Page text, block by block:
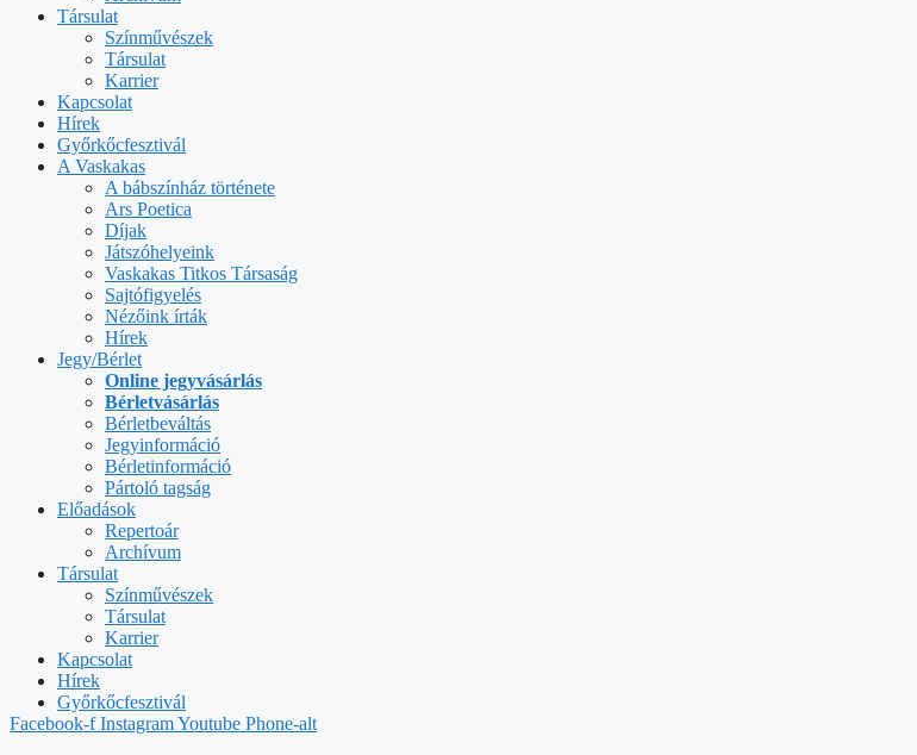
Társulat
Színművészek
Társulat
Karrier
Kapcsolat
Hírek
Győrkőcfesztivál
A Vaskakas
A bábszínház története
Ars Poetica
Díjak
Játszóhelyeink
Vaskakas Titkos Társaság
Sajtófigyelés
Nézőink írták
Hírek
Jegy/Bérlet
Online jegyvásárlás
Bérletvásárlás
Bérletbeváltás
Jegyinformáció
Bérletinformáció
Pártoló tagság
Előadások
Repertoár
Archívum
Társulat
Színművészek
Társulat
Karrier
Kapcsolat
Hírek
Győrkőcfesztivál
Facebook-f InstagramYoutube Phone-alt